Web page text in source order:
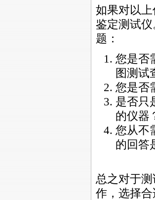
如果对以
鉴定测试
题：
您是否
图测试
您是否
是否只
的仪器
您从不
的回答
总之对于
作，选择